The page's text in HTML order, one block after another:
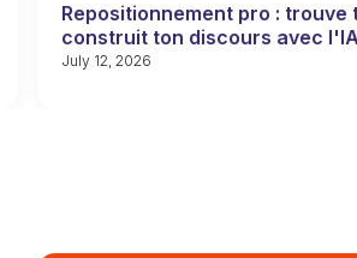
Repositionnement pro : trouve
construit ton discours avec
July 12, 2026